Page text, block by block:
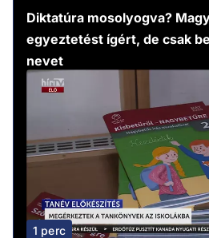
Diktatúra mosolyogva?
egyeztetést ígért, de csak
nevet
1 perc